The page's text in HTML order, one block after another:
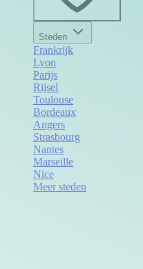
Steden
Frankrijk
Lyon
Parijs
Rijsel
Toulouse
Bordeaux
Angers
Strasbourg
Nantes
Marseille
Nice
Meer steden